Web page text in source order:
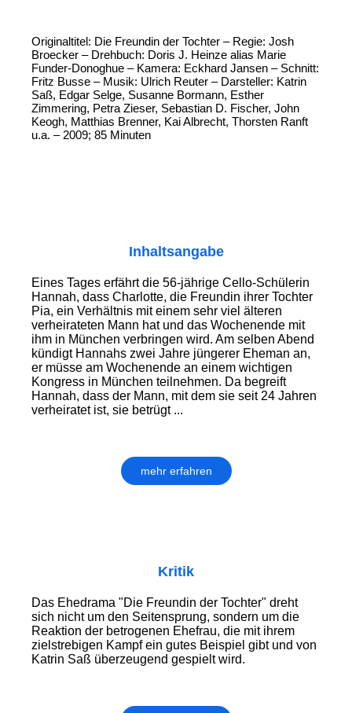
Originaltitel: Die Freundin der Tochter – Regie: Josh
Broecker – Drehbuch: Doris J. Heinze alias Marie
Funder-Donoghue – Kamera: Eckhard Jansen – Schnitt:
Fritz Busse – Musik: Ulrich Reuter – Darsteller: Katrin
Saß, Edgar Selge, Susanne Bormann, Esther
Zimmering, Petra Zieser, Sebastian D. Fischer, John
Keogh, Matthias Brenner, Kai Albrecht, Thorsten Ranft
u.a. – 2009; 85 Minuten
Inhaltsangabe
Eines Tages erfährt die 56-jährige Cello-Schülerin
Hannah, dass Charlotte, die Freundin ihrer Tochter
Pia, ein Verhältnis mit einem sehr viel älteren
verheirateten Mann hat und das Wochenende mit
ihm in München verbringen wird. Am selben Abend
kündigt Hannahs zwei Jahre jüngerer Eheman an,
er müsse am Wochenende an einem wichtigen
Kongress in München teilnehmen. Da begreift
Hannah, dass der Mann, mit dem sie seit 24 Jahren
verheiratet ist, sie betrügt ...
mehr erfahren
Kritik
Das Ehedrama "Die Freundin der Tochter" dreht
sich nicht um den Seitensprung, sondern um die
Reaktion der betrogenen Ehefrau, die mit ihrem
zielstrebigen Kampf ein gutes Beispiel gibt und von
Katrin Saß überzeugend gespielt wird.